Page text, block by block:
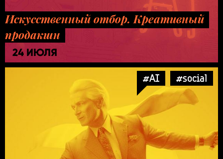
Искусственный отбор. Креативный
продакшн
24 ИЮЛЯ
#AI #social